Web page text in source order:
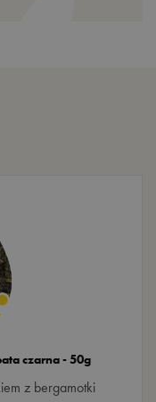
czarna - 50g
z bergamotki